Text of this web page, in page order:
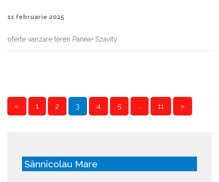
11 februarie 2025
oferte vanzare teren Panea+ Szavity
P
« 1 2 3 4 5 11 »
Sânnicolau Mare